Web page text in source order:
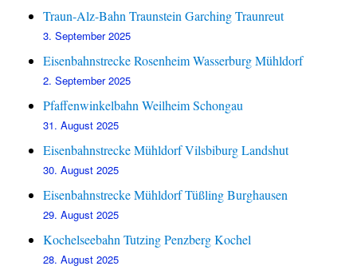
Traun-Alz-Bahn Traunstein Garching Traunreut
3. September 2025
Eisenbahnstrecke Rosenheim Wasserburg Mühldorf
2. September 2025
Pfaffenwinkelbahn Weilheim Schongau
31. August 2025
Eisenbahnstrecke Mühldorf Vilsbiburg Landshut
30. August 2025
Eisenbahnstrecke Mühldorf Tüßling Burghausen
29. August 2025
Kochelseebahn Tutzing Penzberg Kochel
28. August 2025